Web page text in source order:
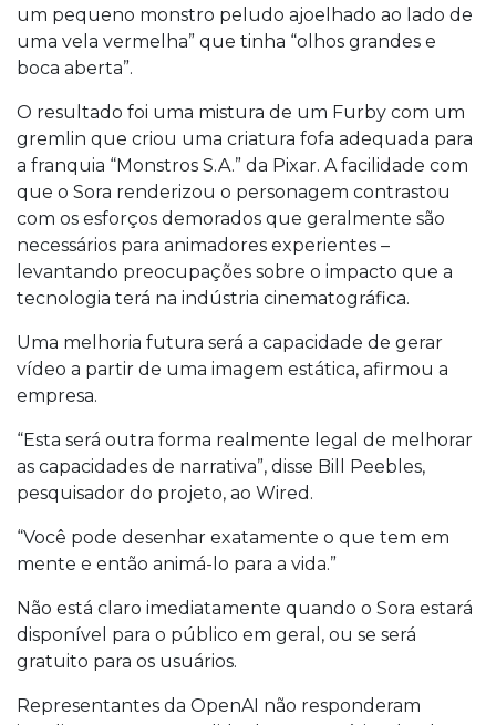
um pequeno monstro peludo ajoelhado ao lado de
uma vela vermelha” que tinha “olhos grandes e
boca aberta”.
O resultado foi uma mistura de um Furby com um
gremlin que criou uma criatura fofa adequada para
a franquia “Monstros S.A.” da Pixar. A facilidade com
que o Sora renderizou o personagem contrastou
com os esforços demorados que geralmente são
necessários para animadores experientes –
levantando preocupações sobre o impacto que a
tecnologia terá na indústria cinematográfica.
Uma melhoria futura será a capacidade de gerar
vídeo a partir de uma imagem estática, afirmou a
empresa.
“Esta será outra forma realmente legal de melhorar
as capacidades de narrativa”, disse Bill Peebles,
pesquisador do projeto, ao Wired.
“Você pode desenhar exatamente o que tem em
mente e então animá-lo para a vida.”
Não está claro imediatamente quando o Sora estará
disponível para o público em geral, ou se será
gratuito para os usuários.
Representantes da OpenAI não responderam